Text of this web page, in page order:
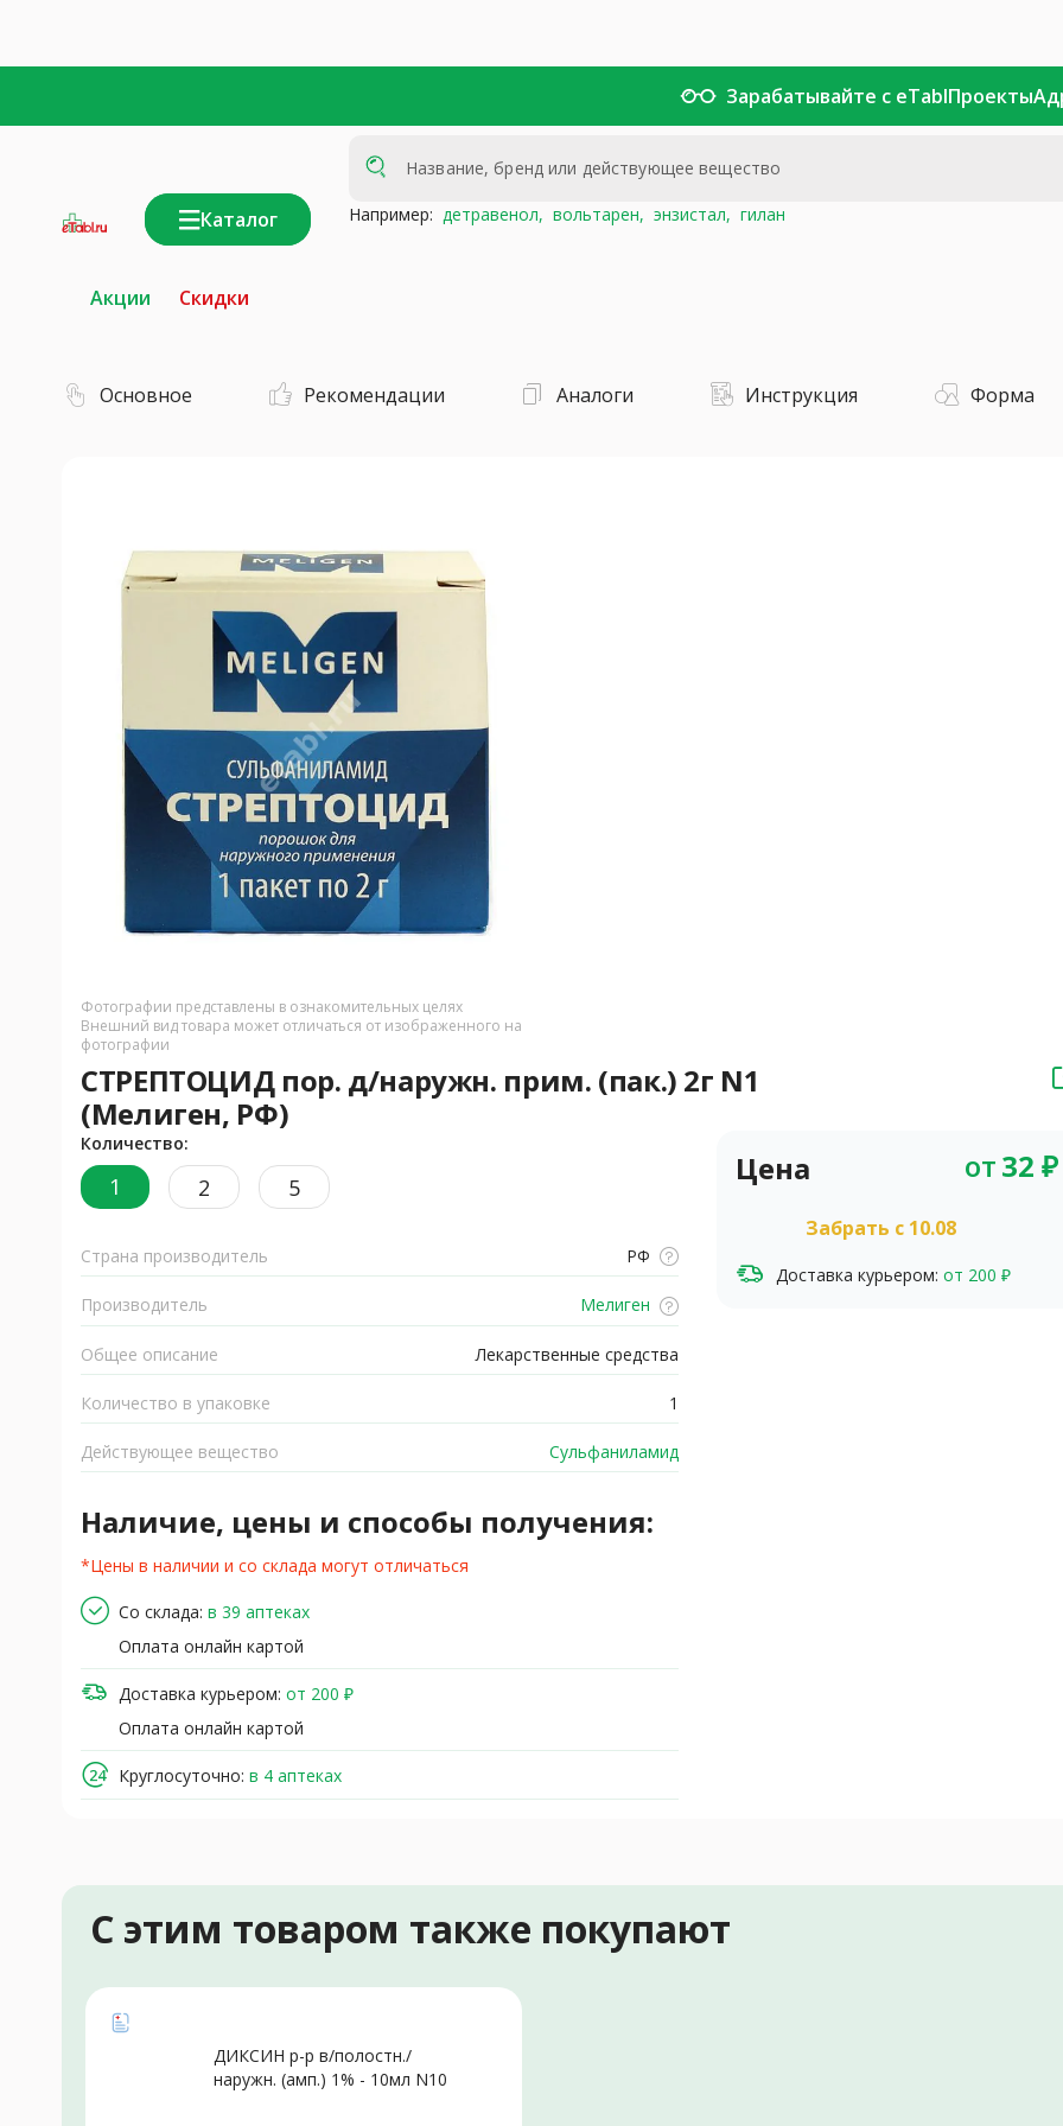
Зарабатывайте с eTablПроекты
Каталог Например: детравенол, вольтарен, энзистал, гилан
Акции Скидки
Основное Рекомендации Аналоги Инструкция Форма
Фотографии представлены в ознакомительных целях
Внешний вид товара может отличаться от изображенного на
фотографии
СТРЕПТОЦИД пор. д/наружн. прим. (пак.) 2г N1
(Мелиген, РФ)
Количество:
1 2 5
Страна производитель РФ
Производитель Мелиген
Общее описание Лекарственные средства
Количество в упаковке 1
Действующее вещество Сульфаниламид
Наличие, цены и способы получения:
*Цены в наличии и со склада могут отличаться
Со склада: в 39 аптеках
Оплата онлайн картой
Доставка курьером: от 200 ₽
Оплата онлайн картой
Круглосуточно: в 4 аптеках
Цена от32 ₽
Забрать c 10.08
Доставка курьером: от 200 ₽
С этим товаром также покупают
ДИКСИН р-р в/полостн./
наружн. (амп.) 1% - 10мл N10